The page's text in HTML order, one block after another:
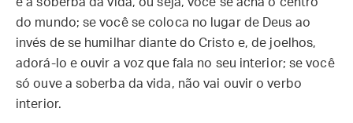
do mundo; se você se coloca no lugar de Deus ao
invés de se humilhar diante do Cristo e, de joelhos,
adorá-lo e ouvir a voz que fala no seu interior; se você
só ouve a soberba da vida, não vai ouvir o verbo
interior.